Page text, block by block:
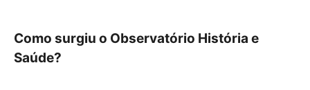
Como surgiu o Observatório História e
Saúde?